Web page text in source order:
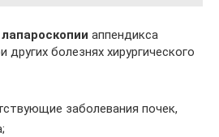
аппендикса
болезнях хирургического
заболевания почек,